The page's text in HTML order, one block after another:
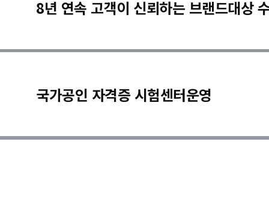
8년 연속 고객이 신뢰하는 브랜드대상
국가공인 자격증 시험센터운영